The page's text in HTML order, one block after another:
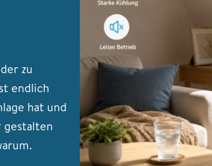
zu
endlich
hat und
gestalten